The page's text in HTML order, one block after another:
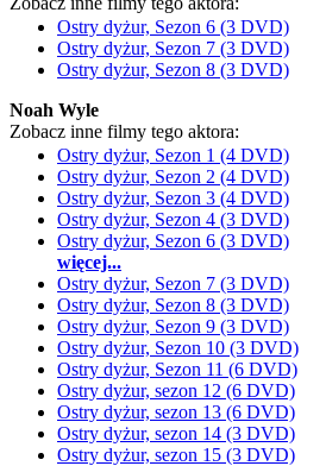
Ostry dyżur, Sezon 6 (3 DVD)
Ostry dyżur, Sezon 7 (3 DVD)
Ostry dyżur, Sezon 8 (3 DVD)
Noah Wyle
Zobacz inne filmy tego aktora:
Ostry dyżur, Sezon 1 (4 DVD)
Ostry dyżur, Sezon 2 (4 DVD)
Ostry dyżur, Sezon 3 (4 DVD)
Ostry dyżur, Sezon 4 (3 DVD)
Ostry dyżur, Sezon 6 (3 DVD)
więcej...
Ostry dyżur, Sezon 7 (3 DVD)
Ostry dyżur, Sezon 8 (3 DVD)
Ostry dyżur, Sezon 9 (3 DVD)
Ostry dyżur, Sezon 10 (3 DVD)
Ostry dyżur, Sezon 11 (6 DVD)
Ostry dyżur, sezon 12 (6 DVD)
Ostry dyżur, sezon 13 (6 DVD)
Ostry dyżur, sezon 14 (3 DVD)
Ostry dyżur, sezon 15 (3 DVD)